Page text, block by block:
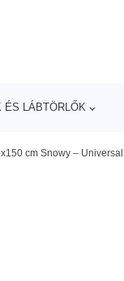
ÉS LÁBTÖRLŐK
cm Snowy – Universal